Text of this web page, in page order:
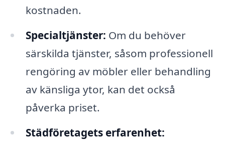
kostnaden.
Specialtjänster: Om du behöver
särskilda tjänster, såsom professionell
rengöring av möbler eller behandling
av känsliga ytor, kan det också
påverka priset.
Städföretagets erfarenhet: